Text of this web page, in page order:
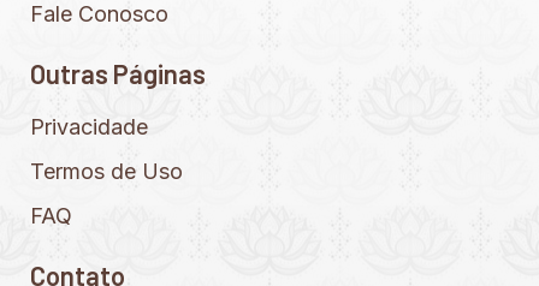
Fale Conosco
Outras Páginas
Privacidade
Termos de Uso
FAQ
Contato